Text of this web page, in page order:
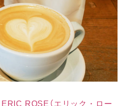
ERIC ROSE（エリック・ロー